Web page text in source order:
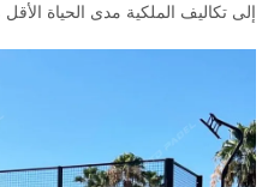
إلى تكاليف الملكية مدى الحياة